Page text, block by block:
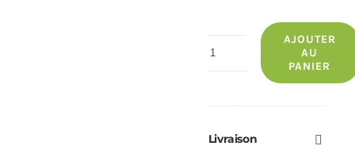
quantité
Ø80
AJOUTER
AU
PANIER
Livraison